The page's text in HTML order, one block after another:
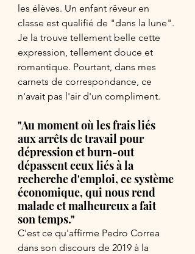
les élèves. Un enfant rêveur en
classe est qualifié de "dans la lune".
Je la trouve tellement belle cette
expression, tellement douce et
romantique. Pourtant, dans mes
carnets de correspondance, ce
n'avait pas l'air d'un compliment.
"Au moment où les frais liés
aux arrêts de travail pour
dépression et burn-out
dépassent ceux liés à la
recherche d'emploi, ce système
économique, qui nous rend
malade et malheureux a fait
son temps."
C'est ce qu'affirme Pedro Correa
dans son discours de 2019 à la